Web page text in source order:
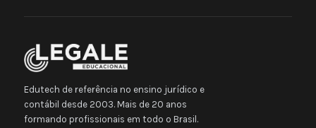
Edutech de referência no ensino jurídico e
contábil desde 2003. Mais de 20 anos
formando profissionais em todo o Brasil.